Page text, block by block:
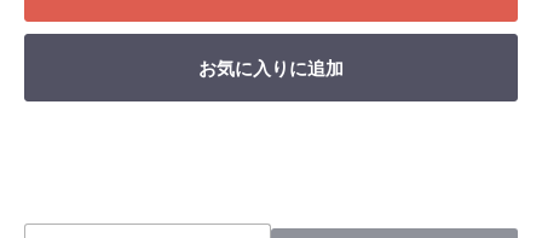
お気に入りに追加